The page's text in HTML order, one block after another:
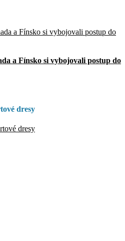
a Fínsko si vybojovali postup do
dresy